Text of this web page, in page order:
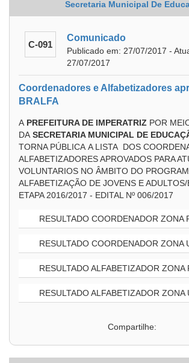
Secretaria Municipal De
C-091
Comunicado
Publicado em: 27/07/2017 -
27/07/2017
Coordenadores e Alfabetizadores
BRALFA
A PREFEITURA DE IMPERATRIZ POR
DA SECRETARIA MUNICIPAL DE
TORNA PÚBLICA A LISTA DOS
ALFABETIZADORES APROVADOS PARA
VOLUNTARIOS NO ÂMBITO DO
ALFABETIZAÇÃO DE JOVENS E ADULTOS/
ETAPA 2016/2017 - EDITAL Nº 006/2017
RESULTADO COORDENADOR ZONA
RESULTADO COORDENADOR ZONA
RESULTADO ALFABETIZADOR ZONA
RESULTADO ALFABETIZADOR ZONA
Compartilhe: